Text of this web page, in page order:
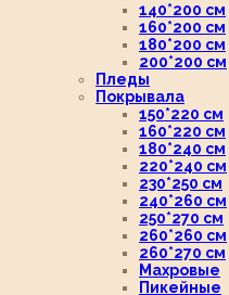
140*200 см
160*200 см
180*200 см
200*200 см
Пледы
Покрывала
150*220 см
160*220 см
180*240 см
220*240 см
230*250 см
240*260 см
250*270 см
260*260 см
260*270 см
Махровые
Пикейные